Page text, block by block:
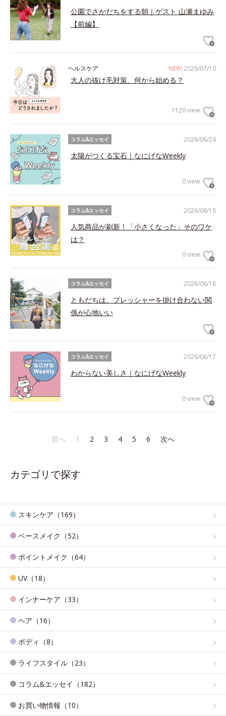
公園でさかだちをする朝｜ゲスト 山瀬まゆみ
【前編】
NEW 2026/07/10
ヘルスケア
大人の抜け毛対策、何から始める？
1120 view
2026/06/24
コラム&エッセイ
太陽がつくる宝石｜なにげなWeekly
0 view
2026/06/18
コラム&エッセイ
人気商品が刷新！「小さくなった」そのワケ
は？
0 view
2026/06/18
コラム&エッセイ
ともだちは、プレッシャーを掛け合わない関
係が心地いい
2026/06/17
コラム&エッセイ
わからない美しさ｜なにげなWeekly
0 view
前へ 1 2 3 4 5 6 次へ
カテゴリで探す
スキンケア（169）
ベースメイク（52）
ポイントメイク（64）
UV（18）
インナーケア（33）
ヘア（16）
ボディ（8）
ライフスタイル（23）
コラム&エッセイ（182）
お買い物情報（10）